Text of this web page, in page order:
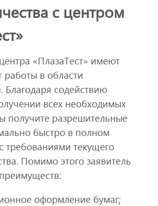
с центром
«ПлазаТест» имеют
в области
Благодаря содействию
всех необходимых
получите разрешительные
быстро в полном
требованиями текущего
Помимо этого заявитель
оформление бумаг;